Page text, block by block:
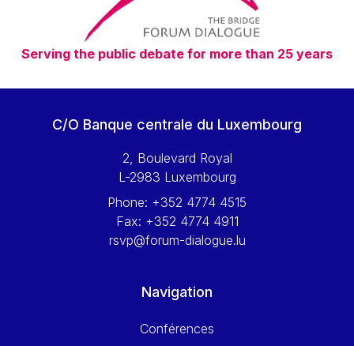
Serving the public debate for more than 25 years
C/O Banque centrale du Luxembourg
2, Boulevard Royal
L-2983 Luxembourg
Phone: +352 4774 4515
Fax: +352 4774 4911
rsvp@forum-dialogue.lu
Navigation
Conférences